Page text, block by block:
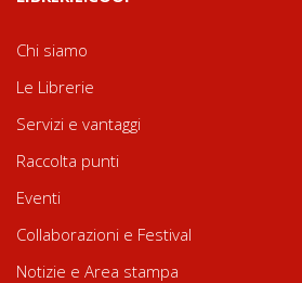
Chi siamo
Le Librerie
Servizi e vantaggi
Raccolta punti
Eventi
Collaborazioni e Festival
Notizie e Area stampa